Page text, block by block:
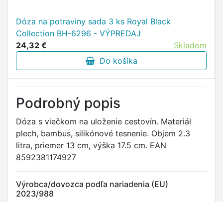
Dóza na potraviny sada 3 ks Royal Black
Collection BH-6296 - VÝPREDAJ
24,32 €
Skladom
Do košíka
Podrobný popis
Dóza s viečkom na uloženie cestovín. Materiál
plech, bambus, silikónové tesnenie. Objem 2.3
litra, priemer 13 cm, výška 17.5 cm. EAN
8592381174927
Výrobca/dovozca podľa nariadenia (EU)
2023/988